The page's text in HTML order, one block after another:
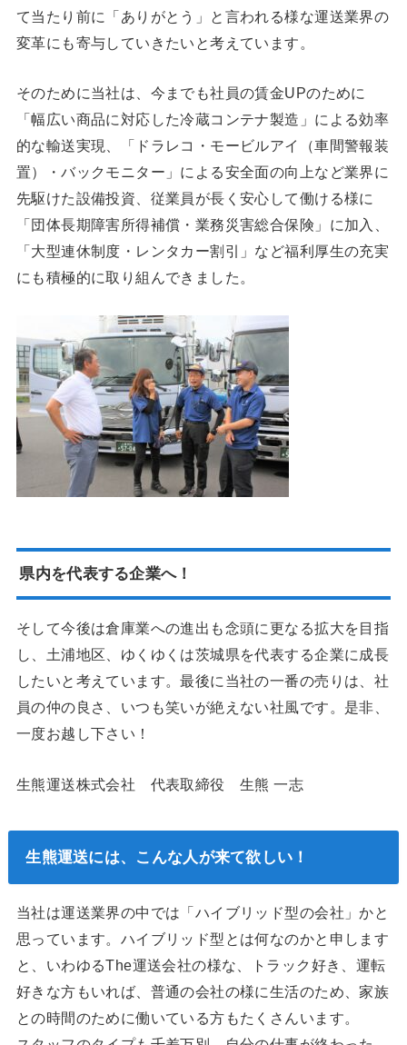
て当たり前に「ありがとう」と言われる様な運送業界の
変革にも寄与していきたいと考えています。
そのために当社は、今までも社員の賃金UPのために
「幅広い商品に対応した冷蔵コンテナ製造」による効率
的な輸送実現、「ドラレコ・モービルアイ（車間警報装
置）・バックモニター」による安全面の向上など業界に
先駆けた設備投資、従業員が長く安心して働ける様に
「団体長期障害所得補償・業務災害総合保険」に加入、
「大型連休制度・レンタカー割引」など福利厚生の充実
にも積極的に取り組んできました。
県内を代表する企業へ！
そして今後は倉庫業への進出も念頭に更なる拡大を目指
し、土浦地区、ゆくゆくは茨城県を代表する企業に成長
したいと考えています。最後に当社の一番の売りは、社
員の仲の良さ、いつも笑いが絶えない社風です。是非、
一度お越し下さい！
生熊運送株式会社 代表取締役 生熊 一志
生熊運送には、こんな人が来て欲しい！
当社は運送業界の中では「ハイブリッド型の会社」かと
思っています。ハイブリッド型とは何なのかと申します
と、いわゆるThe運送会社の様な、トラック好き、運転
好きな方もいれば、普通の会社の様に生活のため、家族
との時間のために働いている方もたくさんいます。